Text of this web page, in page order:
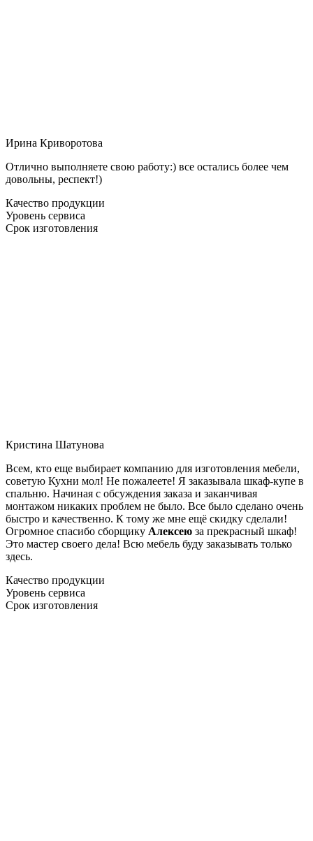
Ирина Криворотова
Отлично выполняете свою работу:) все остались более чем
довольны, респект!)
Качество продукции
Уровень сервиса
Срок изготовления
Кристина Шатунова
Всем, кто еще выбирает компанию для изготовления мебели,
советую Кухни мол! Не пожалеете! Я заказывала шкаф-купе в
спальню. Начиная с обсуждения заказа и заканчивая
монтажом никаких проблем не было. Все было сделано очень
быстро и качественно. К тому же мне ещё скидку сделали!
Огромное спасибо сборщику Алексею за прекрасный шкаф!
Это мастер своего дела! Всю мебель буду заказывать только
здесь.
Качество продукции
Уровень сервиса
Срок изготовления